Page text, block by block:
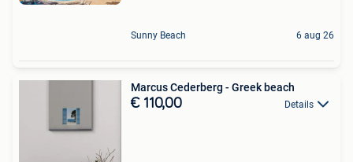
Sunny Beach 6 aug 26
Marcus Cederberg - Greek beach
€ 110,00 Details